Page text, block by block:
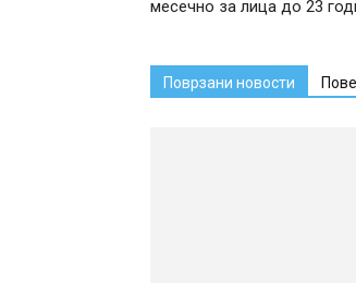
месечно за лица до 23
Поврзани новости